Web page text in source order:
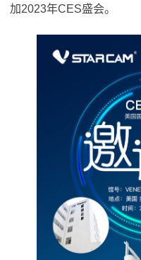
加2023年CES盛会。